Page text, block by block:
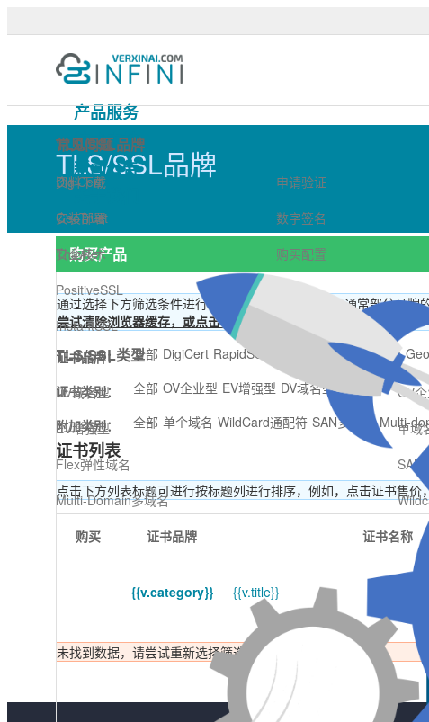
产品服务
TLS/SSL品牌
DigiCert
GeoTrust
Thawte
PositiveSSL
InstantSSL
TLS/SSL类型
DV域名型
OV
EV增强型
单域
Flex弹性域名
SAN
Multi-Domain多域名
技术支持
常见问题
资料下载
申请验证
安装部署
数字签名
安全技术
购买配置
新闻公告
关于我们
购买产品
TLS/SSL品牌
证书筛选
通过选择下方筛选条件进行查找具体SSL数字证书，通常部分品
尝试清除浏览器缓存，或点击“全部”来清除默认选项
证书品牌：
全部 DigiCert RapidSSL GeoTrust Flex
证书类别： 全部 OV企业型 EV增强型 DV域名型
附加类别： 全部 单个域名 WildCard通配符 SAN多子域 Multi-
证书列表
点击下方列表标题可进行按标题列进行排序，例如，点击证书售价
购买 证书品牌 证书名称
{{v.category}} {{v.title}}
未找到数据，请尝试重新选择筛选条件